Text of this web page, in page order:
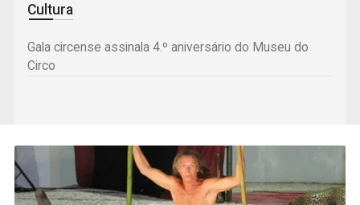
Cultura
Gala circense assinala 4.º aniversário do Museu do
Circo